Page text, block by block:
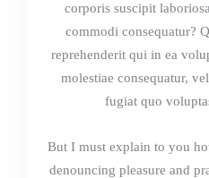
corporis suscipit
commodi consequatur?
reprehenderit qui in ea
molestiae consequatur,
fugiat quo
But I must explain to you
denouncing pleasure and